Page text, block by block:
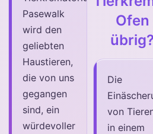
Pasewalk
wird den
geliebten
Haustieren,
die von uns
gegangen
sind, ein
würdevoller
Ofen
übrig?
Die
von
in einem